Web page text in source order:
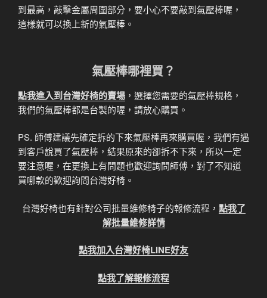
到最高，敲擊金屬周圍部分，要小心不要敲到氣壓棒喔，
這樣就可以換上新的氣壓棒。
氣壓棒哪裡買？
點我進入到台灣好椅的賣場 ，選擇您需要的氣壓棒規格，
我們的氣壓棒都是台製的喔，請放心購買。
PS. 師傅建議先確定拆的下來氣壓棒再來購買喔，我們有遇
到客戶說買了氣壓棒，結果原來的卻拆不下來，所以一定
要注意喔，在更換上有問題也歡迎詢問師傅，對了不知道
買哪款的歡迎詢問台灣好椅。
台灣好椅也有針對公司批量維修椅子的報修流程， 點我了
解批量維修詳情
點我加入台灣好椅LINE好友
點我了解報修流程